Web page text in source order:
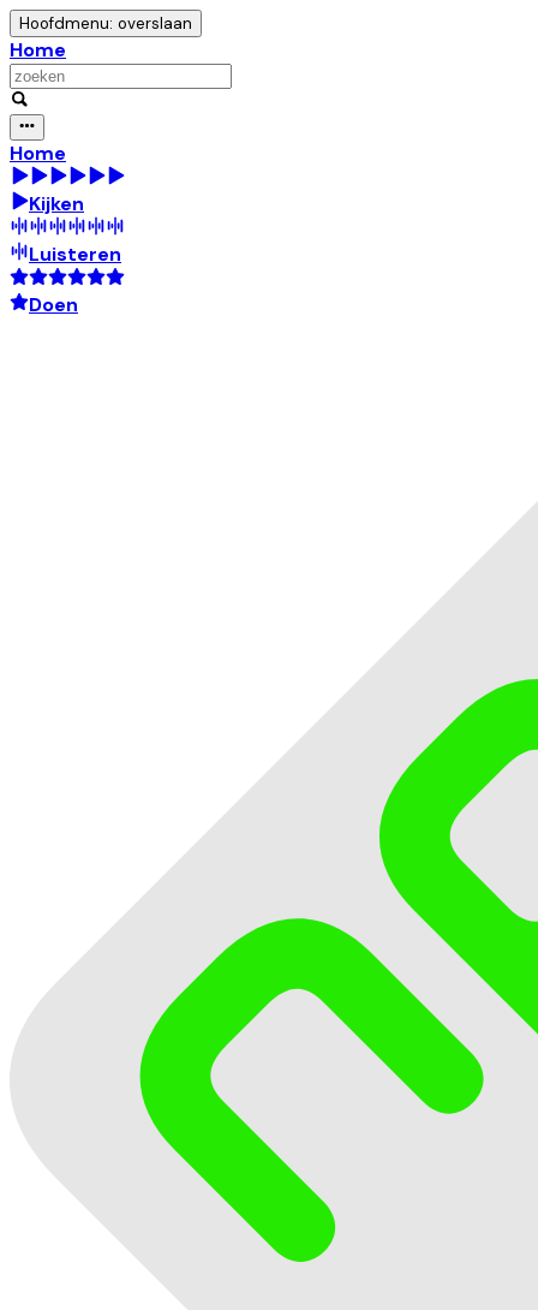
Hoofdmenu: overslaan
Home
Home
Kijken
Luisteren
Doen